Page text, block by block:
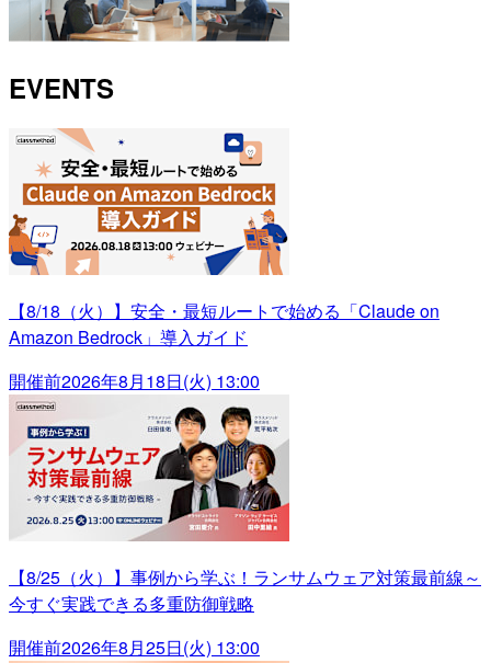
EVENTS
【8/18（火）】安全・最短ルートで始める「Claude on
Amazon Bedrock」導入ガイド
開催前2026年8月18日(火) 13:00
【8/25（火）】事例から学ぶ！ランサムウェア対策最前線～
今すぐ実践できる多重防御戦略
開催前2026年8月25日(火) 13:00